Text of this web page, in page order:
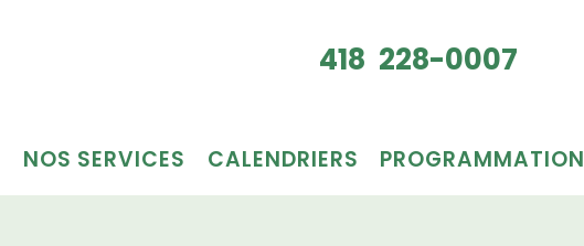
418 228-0007
NOS SERVICES CALENDRIERS PROGRAMMATION